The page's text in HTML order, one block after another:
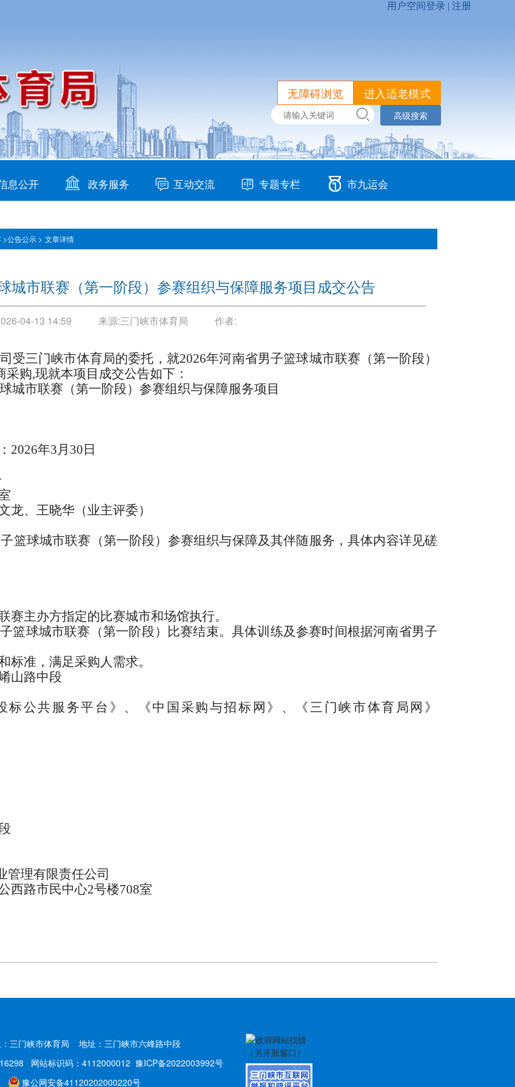
无障碍浏览 进入适老模式
高级搜索
息公开 政务服务 互动交流 专题专栏 市九运会
>公告公示 > 文章详情
城市联赛（第一阶段）参赛组织与保障服务项目成交公告
04-13 14:59 来源:三门峡市体育局 作者:
受三门峡市体育局的委托，就2026年河南省男子篮球城市联赛（第一阶段）
购,现就本项目成交公告如下：
城市联赛（第一阶段）参赛组织与保障服务项目
2026年3月30日
龙、王晓华（业主评委）
篮球城市联赛（第一阶段）参赛组织与保障及其伴随服务，具体内容详见磋
赛主办方指定的比赛城市和场馆执行。
篮球城市联赛（第一阶段）比赛结束。具体训练及参赛时间根据河南省男子
标准，满足采购人需求。
山路中段
公共服务平台》、《中国采购与招标网》、《三门峡市体育局网》
管理有限责任公司
西路市民中心2号楼708室
三门峡市体育局
地址：三门峡市六峰路中段
网站标识码：4112000012 豫ICP备2022003992号
豫公网安备41120202000220号